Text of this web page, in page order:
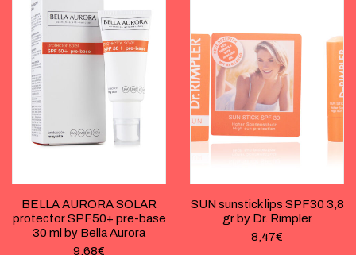
BELLA AURORA SOLAR
protector SPF50+ pre-base
30 ml by Bella Aurora
9,68€
SUN sunstick lips SPF30 3,8
gr by Dr. Rimpler
8,47€